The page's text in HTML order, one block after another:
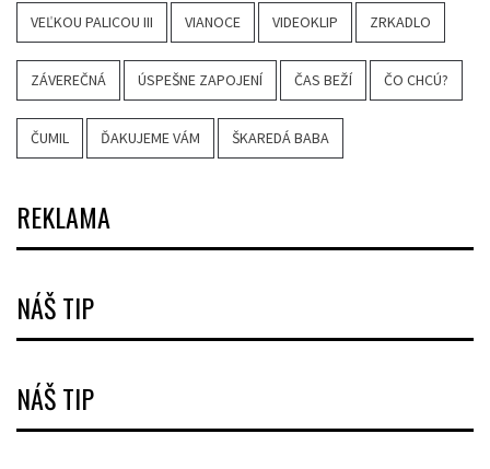
VEĽKOU PALICOU III VIANOCE VIDEOKLIP ZRKADLO
ZÁVEREČNÁ ÚSPEŠNE ZAPOJENÍ ČAS BEŽÍ ČO CHCÚ?
ČUMIL ĎAKUJEME VÁM ŠKAREDÁ BABA
REKLAMA
NÁŠ TIP
NÁŠ TIP